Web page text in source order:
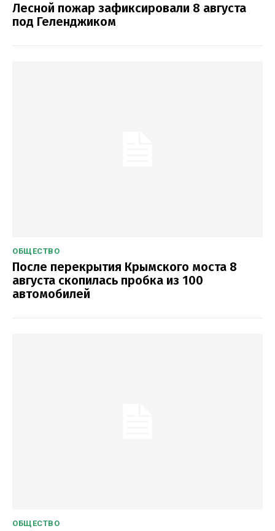
Лесной пожар зафиксировали 8 августа
под Геленджиком
ОБЩЕСТВО
После перекрытия Крымского моста 8
августа скопилась пробка из 100
автомобилей
ОБЩЕСТВО